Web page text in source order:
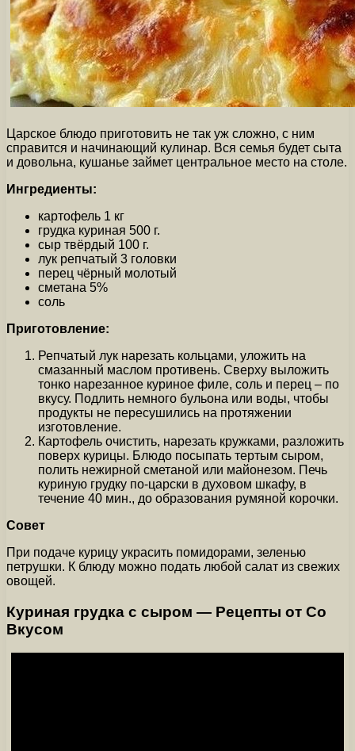
Царское блюдо приготовить не так уж сложно, с ним
справится и начинающий кулинар. Вся семья будет сыта
и довольна, кушанье займет центральное место на столе.
Ингредиенты:
картофель 1 кг
грудка куриная 500 г.
сыр твёрдый 100 г.
лук репчатый 3 головки
перец чёрный молотый
сметана 5%
соль
Приготовление:
Репчатый лук нарезать кольцами, уложить на
смазанный маслом противень. Сверху выложить
тонко нарезанное куриное филе, соль и перец – по
вкусу. Подлить немного бульона или воды, чтобы
продукты не пересушились на протяжении
изготовление.
Картофель очистить, нарезать кружками, разложить
поверх курицы. Блюдо посыпать тертым сыром,
полить нежирной сметаной или майонезом. Печь
куриную грудку по-царски в духовом шкафу, в
течение 40 мин., до образования румяной корочки.
Совет
При подаче курицу украсить помидорами, зеленью
петрушки. К блюду можно подать любой салат из свежих
овощей.
Куриная грудка с сыром — Рецепты от Со
Вкусом